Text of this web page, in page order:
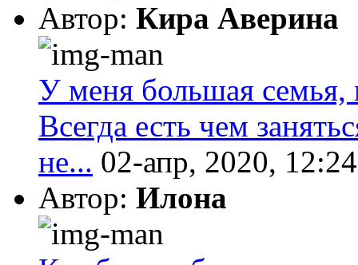
Автор: Кира Аверина
У меня большая
Всегда есть чем
не... 02-апр, 2020, 12:24
Автор: Илона